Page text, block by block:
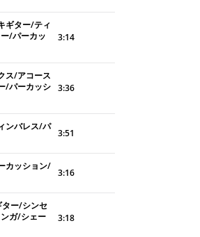
ギター/ティ
/パーカッ
3:14
ス/アコース
/パーカッシ 3:36
ンバレス/パ
3:51
カッション/
3:16
ー/シンセ
ガ/シェー
3:18